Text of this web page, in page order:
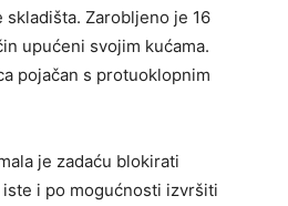
Zarobljeno je 16
upućeni svojim kućama.
pojačan s protuoklopnim
je zadaću blokirati
i po mogućnosti izvršiti